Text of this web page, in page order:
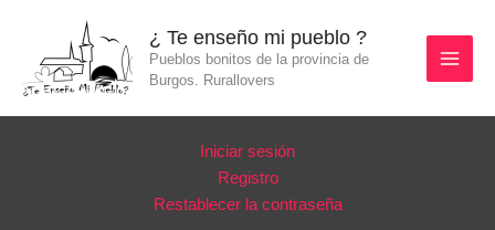
contenido
¿ Te enseño mi pueblo ?
Pueblos bonitos de la provincia de
Burgos. Rurallovers
Iniciar sesión
Registro
Restablecer la contraseña